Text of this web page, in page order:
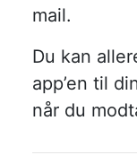
mail.
Du kan
app’en til
når du